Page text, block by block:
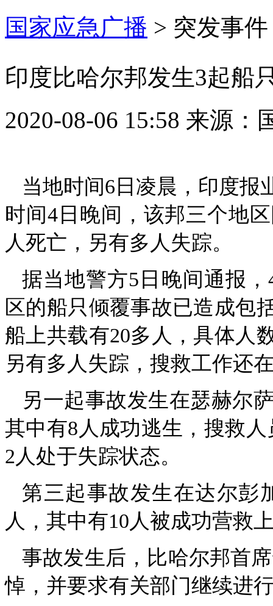
国家应急广播 > 突发事件
印度比哈尔邦发生3起船
2020-08-06 15:58 来源：
当地时间6日凌晨，印度报
时间4日晚间，该邦三个地
人死亡，另有多人失踪。
据当地警方5日晚间通报
区的船只倾覆事故已造成包
船上共载有20多人，具体人
另有多人失踪，搜救工作还
另一起事故发生在瑟赫尔
其中有8人成功逃生，搜救
2人处于失踪状态。
第三起事故发生在达尔彭
人，其中有10人被成功营救
事故发生后，比哈尔邦首
悼，并要求有关部门继续进